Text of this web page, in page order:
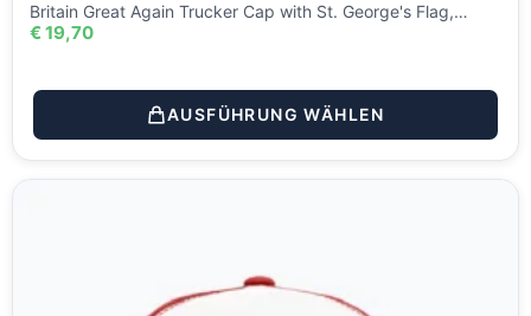
Britain Great Again Trucker Cap with St. George's Flag,…
€19,70
AUSFÜHRUNG WÄHLEN